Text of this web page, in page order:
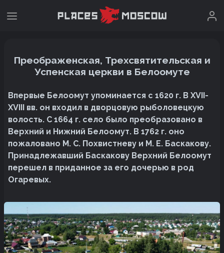
Преображенская, Трехсвятительская и
Успенская церкви в Белоомуте
Впервые Белоомут упоминается с 1620 г. В XVII-
XVIII вв. он входил в дворцовую рыболовецкую
волость. С 1664 г. село было преобразовано в
Верхний и Нижний Белоомут. В 1762 г. оно
пожаловано М. С. Похвистневу и М. Е. Баскакову.
Принадлежавший Баскакову Верхний Белоомут
перешел в приданное за его дочерью в род
Огаревых.